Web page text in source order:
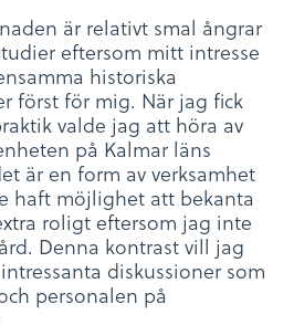
är relativt smal ångrar
eftersom mitt intresse
historiska
först för mig. När jag fick
valde jag att höra av
på Kalmar läns
är en form av verksamhet
haft möjlighet att bekanta
roligt eftersom jag inte
Denna kontrast vill jag
diskussioner som
personalen på